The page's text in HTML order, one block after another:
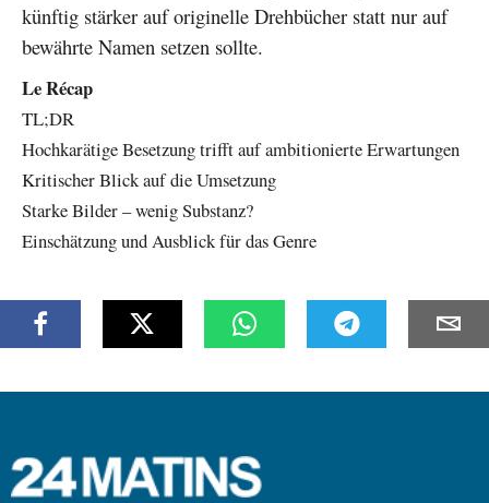
künftig stärker auf originelle Drehbücher statt nur auf
bewährte Namen setzen sollte.
Le Récap
TL;DR
Hochkarätige Besetzung trifft auf ambitionierte Erwartungen
Kritischer Blick auf die Umsetzung
Starke Bilder – wenig Substanz?
Einschätzung und Ausblick für das Genre